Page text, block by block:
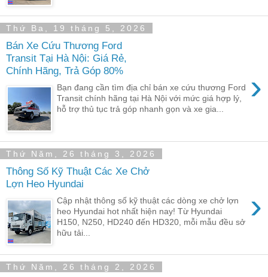
Thứ Ba, 19 tháng 5, 2026
Bán Xe Cứu Thương Ford
Transit Tại Hà Nội: Giá Rẻ,
Chính Hãng, Trả Góp 80%
›
Bạn đang cần tìm địa chỉ bán xe cứu thương Ford
Transit chính hãng tại Hà Nội với mức giá hợp lý,
hỗ trợ thủ tục trả góp nhanh gọn và xe gia...
Thứ Năm, 26 tháng 3, 2026
Thông Số Kỹ Thuật Các Xe Chở
Lợn Heo Hyundai
›
Cập nhật thông số kỹ thuật các dòng xe chở lợn
heo Hyundai hot nhất hiện nay! Từ Hyundai
H150, N250, HD240 đến HD320, mỗi mẫu đều sở
hữu tải...
Thứ Năm, 26 tháng 2, 2026